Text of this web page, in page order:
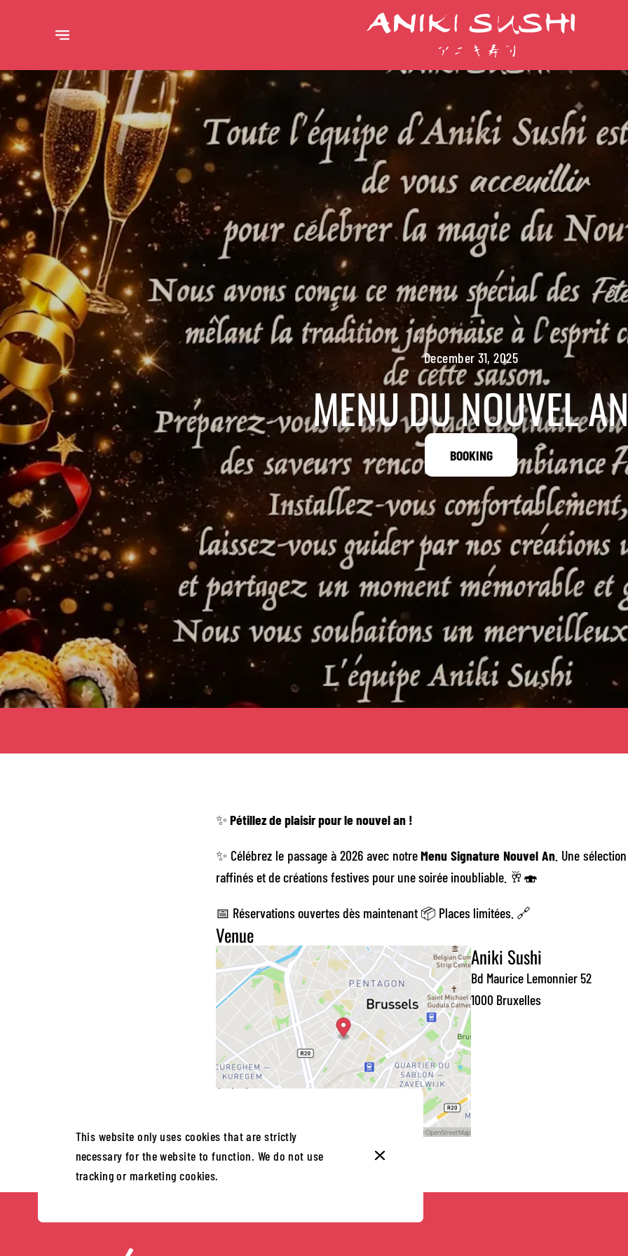
December 31, 2025
MENU DU NOUVEL
BOOKING
✨Pétillez de plaisir pour le nouvel an !
✨ Célébrez le passage à 2026 avec notreMenu Signature Nouvel An . Une
raffinés et de créations festives pour une soirée inoubliable. 🥂🍣
📅 Réservationsouvertes dès maintenant 📦 Places limitées. 🔗
Venue
Aniki Sushi
Bd Maurice Lemonnier 52
1000 Bruxelles
This website only uses cookies that are strictly
necessary for the website to function. We do not use
tracking or marketing cookies.